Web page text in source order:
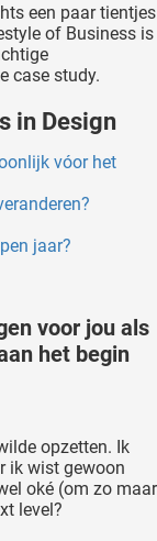
een paar tientjes
of Business is
case study.
in Design
vóor het
jaar?
voor jou als
het begin
opzetten. Ik
ik wist gewoon
oké (om zo maar
level?